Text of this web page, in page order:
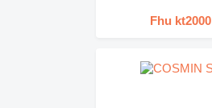
Fhu kt2000